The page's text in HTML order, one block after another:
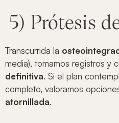
5) Prótesis
Transcurrida la
media), tomamos registros y
definitiva. Si el plan
completo, valoramos
atornillada.